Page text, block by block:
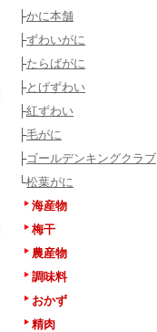
├かに本舗
├ずわいがに
├たらばがに
├とげずわい
├紅ずわい
├毛がに
├ゴールデンキングクラブ
└松葉がに
海産物
梅干
農産物
調味料
おかず
精肉